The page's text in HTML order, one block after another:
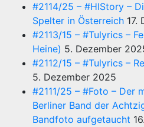
#2114/25 – #HIStory –
Spelter in Österreich 17.
#2113/15 – #Tulyrics –
Heine) 5. Dezember
#2112/15 – #Tulyrics –
5. Dezember 2025
#2111/25 – #Foto – Der
Berliner Band der
Bandfoto aufgetaucht